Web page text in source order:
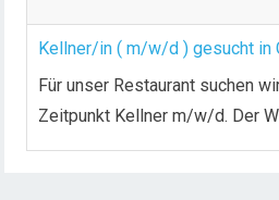
Kellner/in ( m/w/d ) gesucht in
Für unser Restaurant suchen
Zeitpunkt Kellner m/w/d. Der